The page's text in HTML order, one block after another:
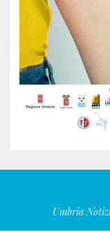
Umbria